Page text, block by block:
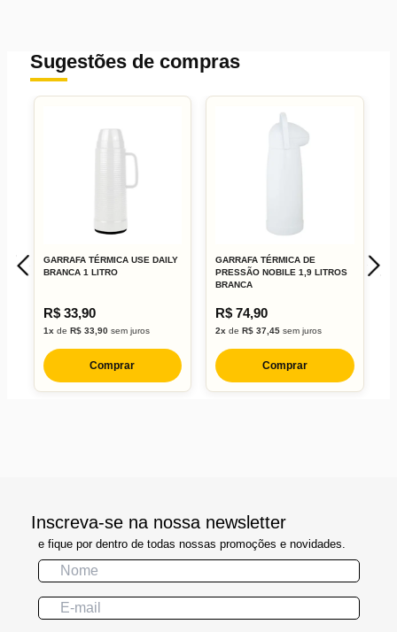
Sugestões de compras
GARRAFA TÉRMICA USE DAILY
BRANCA 1 LITRO
R$ 33,90
1x de R$ 33,90sem juros
Comprar
GARRAFA TÉRMICA DE
PRESSÃO NOBILE 1,9 LITROS
BRANCA
R$ 74,90
2x deR$ 37,45 sem juros
Comprar
Inscreva-se na nossa newsletter
e fique por dentro de todas nossas promoções e novidades.